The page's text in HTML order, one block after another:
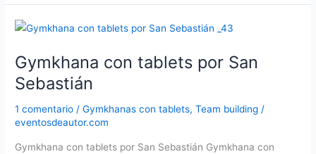
tablets
en
Gymkhana con tablets por San
Sebastián
1 comentario /Gymkhanas con tablets,Team building /
eventosdeautor.com
Gymkhana con tablets por San Sebastián Gymkhana con